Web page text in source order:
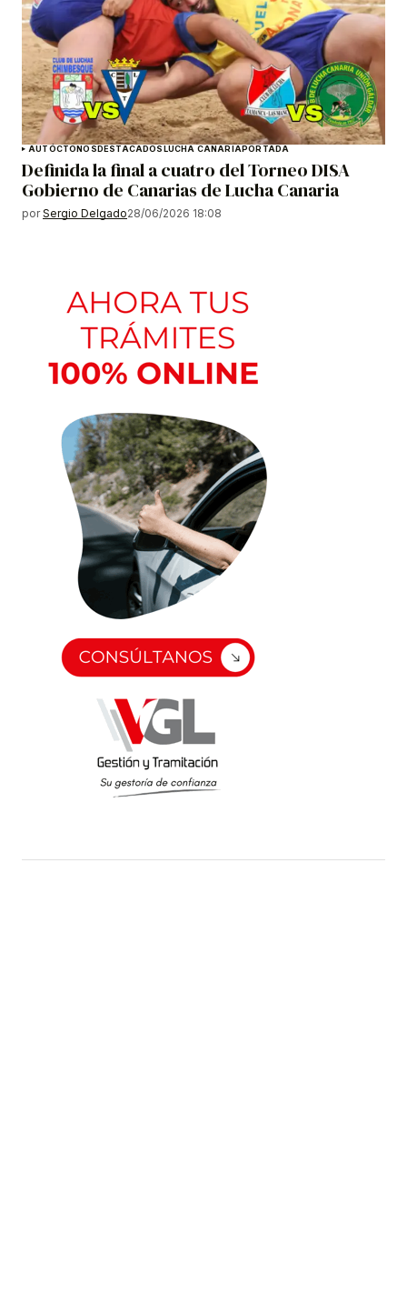
AUTÓCTONOSDESTACADOSLUCHA CANARIAPORTADA
Definida la final a cuatro del Torneo DISA
Gobierno de Canarias de Lucha Canaria
por Sergio Delgado28/06/2026 18:08